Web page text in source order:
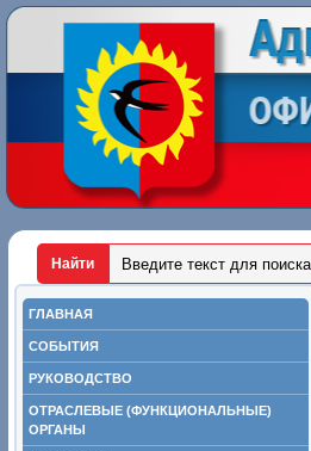
ГЛАВНАЯ
СОБЫТИЯ
РУКОВОДСТВО
ОТРАСЛЕВЫЕ (ФУНКЦИОНАЛЬНЫЕ)
ОРГАНЫ